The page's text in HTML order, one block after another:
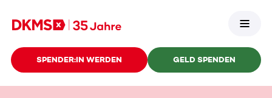
SPENDER:IN WERDEN GELD SPENDEN